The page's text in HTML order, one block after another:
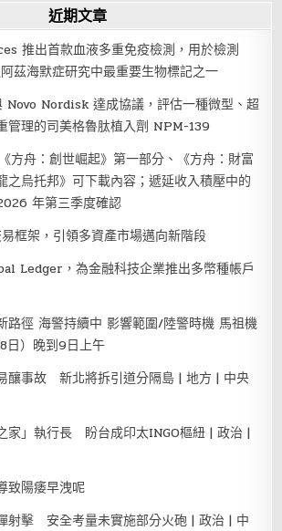
近期文章
推出首款血液多重免疫檢測，用於檢測
茲海默症研究中最重要生物標記之一
Nordisk 達成協議，評估一種微型、超
管理的司美格魯肽植入劑 NPM-139
方舟：創世崛起》第一部分、《方舟：財富
之烏托邦》可下載內容；遞延收入積壓中的
年第三季度確認
框架，引領多資產市場邁向新階段
Ledger，為金融科技企業推出多幣種帳戶
路徑 海警持續中 影響範圍/陸警時機 馬祖機
日）晚到9日上午
釀事故 新北將拆引道分隔島 | 地方 | 中央
家」執行長 盼台成印太INGO樞紐 | 政治 |
致陽痿早洩呢
射擊 安全考量未實施部分火砲 | 政治 | 中